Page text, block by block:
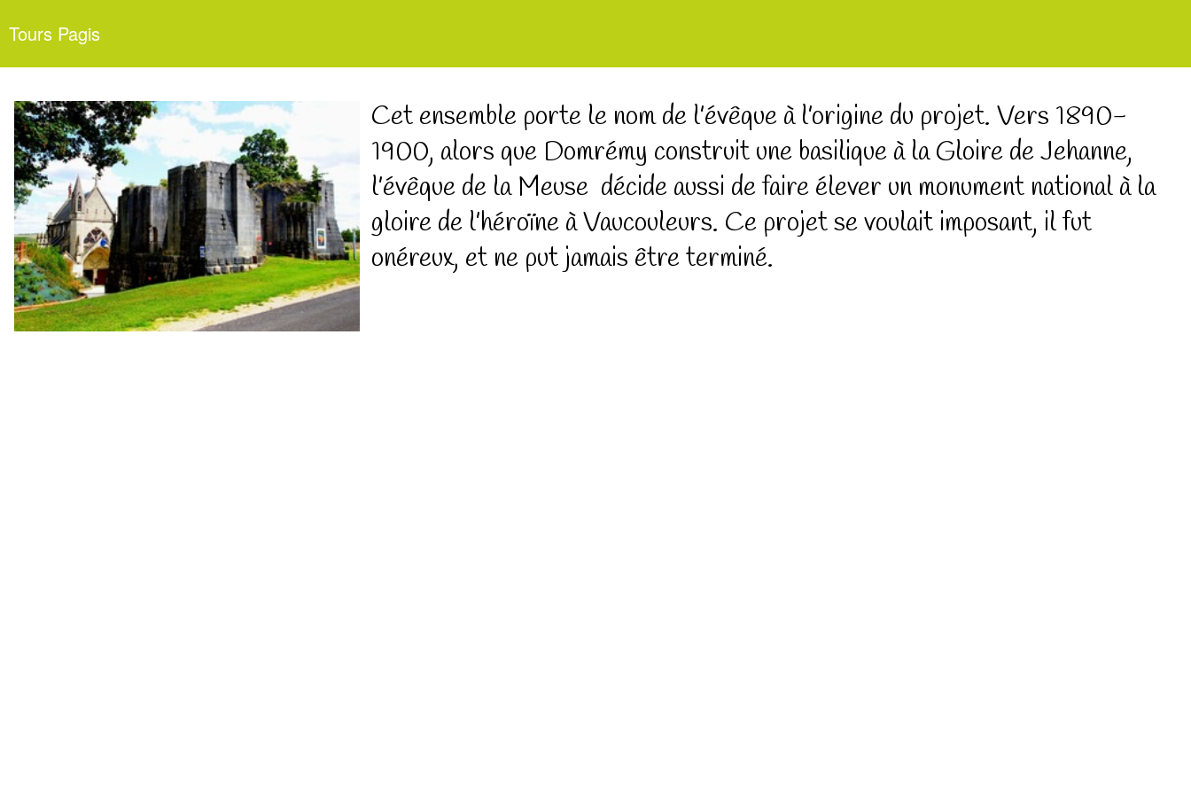
Tours Pagis
Cet ensemble porte le nom de l’évêque à l’origine du projet. Vers 1890-
1900, alors que Domrémy construit une basilique à la Gloire de Jehanne,
l’évêque de la Meuse décide aussi de faire élever un monument national à la
gloire de l’héroïne à Vaucouleurs. Ce projet se voulait imposant, il fut
onéreux, et ne put jamais être terminé.